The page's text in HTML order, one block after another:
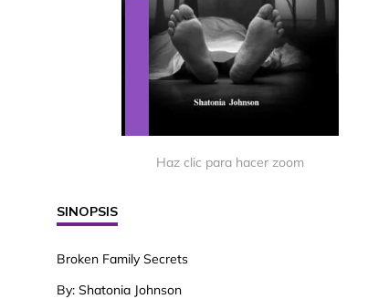
Haz clic para hacer zoom
SINOPSIS
Broken Family Secrets
By: Shatonia Johnson